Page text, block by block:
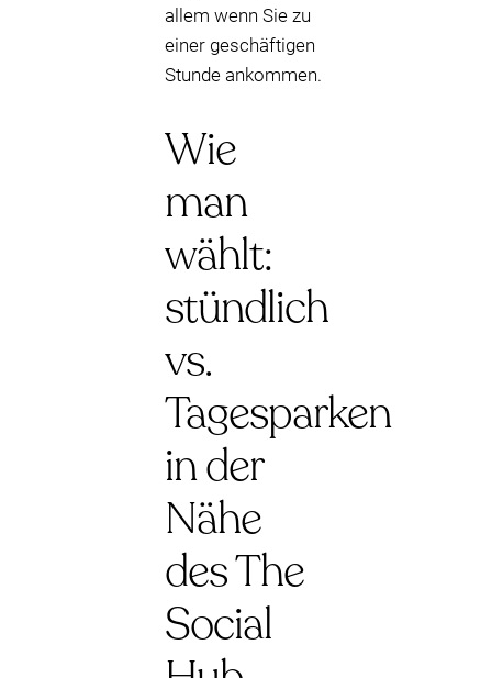
allem wenn Sie zu
einer geschäftigen
Stunde ankommen.
Wie
man
wählt:
stündlich
vs.
Tagesparken
in der
Nähe
des The
Social